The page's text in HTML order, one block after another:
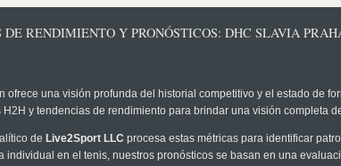
RENDIMIENTO Y PRONÓSTICOS: DHC SLAVIA
ofrece una visión profunda del historial competitivo y el estado de
H2H y tendencias de rendimiento para brindar una visión completa
de Live2Sport LLC procesa estas métricas para identificar
individual en el tenis, nuestros pronósticos se basan en una